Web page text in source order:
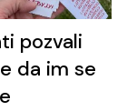
pozvali
da im se